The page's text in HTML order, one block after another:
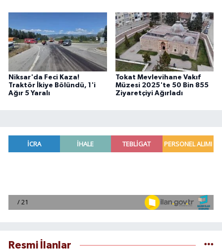
Niksar'da Feci Kaza!
Traktör İkiye Bölündü, 1'i
Ağır 5 Yaralı
Tokat Mevlevihane Vakıf
Müzesi 2025'te 50 Bin 855
Ziyaretçiyi Ağırladı
Resmi İlanlar